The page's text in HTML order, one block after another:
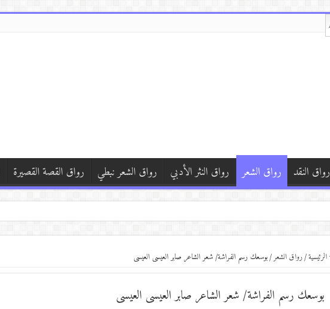
رواق النقد رواق الشعر رواق النثر الأدبي رواق الشعر نبطي رواق القصة القصيرة
الرئيسية/رواق الشعر/بوسعك رسم الفراشة/ شعر الشاعر صابر العيسى العيسى
بوسعك رسم الفراشة/ شعر الشاعر صابر العيسى العيسى